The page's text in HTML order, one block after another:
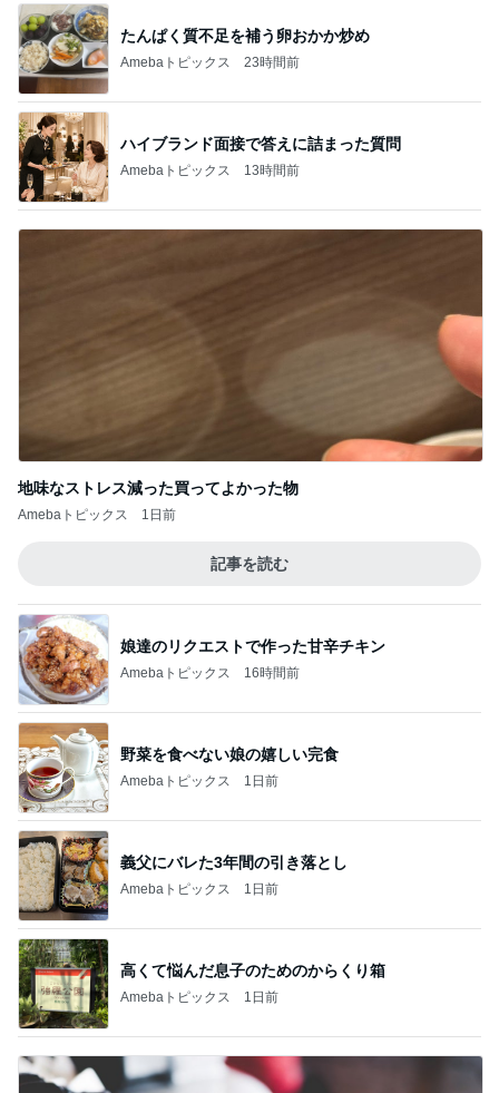
たんぱく質不足を補う卵おかか炒め
Amebaトピックス 23時間前
ハイブランド面接で答えに詰まった質問
Amebaトピックス 13時間前
地味なストレス減った買ってよかった物
Amebaトピックス 1日前
記事を読む
娘達のリクエストで作った甘辛チキン
Amebaトピックス 16時間前
野菜を食べない娘の嬉しい完食
Amebaトピックス 1日前
義父にバレた3年間の引き落とし
Amebaトピックス 1日前
高くて悩んだ息子のためのからくり箱
Amebaトピックス 1日前